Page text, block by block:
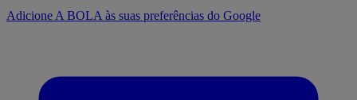
Adicione A BOLA às suas preferências do Google